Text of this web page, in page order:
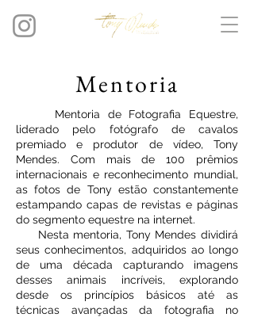
Mentoria
Mentoria de Fotografia Equestre,
liderado pelo fotógrafo de cavalos
premiado e produtor de vídeo, Tony
Mendes. Com mais de 100 prêmios
internacionais e reconhecimento mundial,
as fotos de Tony estão constantemente
estampando capas de revistas e páginas
do segmento equestre na internet.
Nesta mentoria, Tony Mendes dividirá
seus conhecimentos, adquiridos ao longo
de uma década capturando imagens
desses animais incríveis, explorando
desde os princípios básicos até as
técnicas avançadas da fotografia no